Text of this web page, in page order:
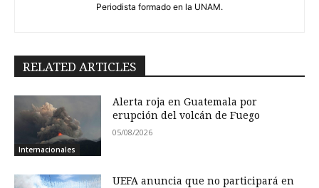
Periodista formado en la UNAM.
RELATED ARTICLES
Internacionales
Alerta roja en Guatemala por
erupción del volcán de Fuego
05/08/2026
UEFA anuncia que no participará en